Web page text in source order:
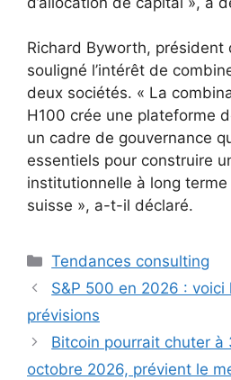
Richard Byworth, président
souligné l’intérêt de
deux sociétés. « La
H100 crée une plateforme
un cadre de gouvernance
essentiels pour construire
institutionnelle à long
suisse », a-t-il déclaré.
Catégories
Tendances consulting
S&P 500 en 2026 : voici
prévisions
Bitcoin pourrait chuter à
octobre 2026, prévient le